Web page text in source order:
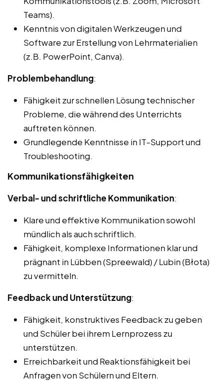
Teams).
Kenntnis von digitalen Werkzeugen und
Software zur Erstellung von Lehrmaterialien
(z.B. PowerPoint, Canva).
Problembehandlung:
Fähigkeit zur schnellen Lösung technischer
Probleme, die während des Unterrichts
auftreten können.
Grundlegende Kenntnisse in IT-Support und
Troubleshooting.
Kommunikationsfähigkeiten
Verbal- und schriftliche Kommunikation:
Klare und effektive Kommunikation sowohl
mündlich als auch schriftlich.
Fähigkeit, komplexe Informationen klar und
prägnant in Lübben (Spreewald) / Lubin (Błota)
zu vermitteln.
Feedback und Unterstützung:
Fähigkeit, konstruktives Feedback zu geben
und Schüler bei ihrem Lernprozess zu
unterstützen.
Erreichbarkeit und Reaktionsfähigkeit bei
Anfragen von Schülern und Eltern.